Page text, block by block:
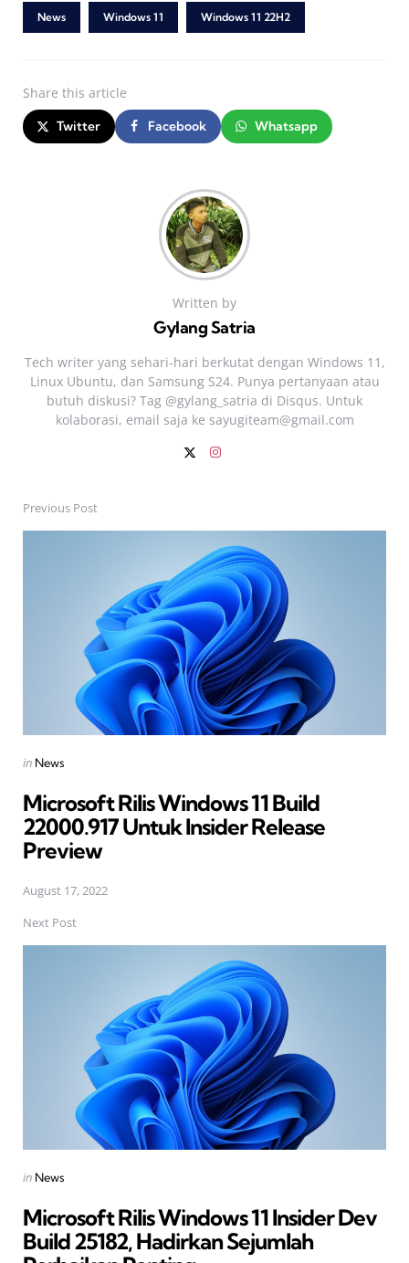
News Windows 11 Windows 11 22H2
Share this article
Twitter Facebook Whatsapp
Written by
Gylang Satria
Tech writer yang sehari‑hari berkutat dengan Windows 11,
Linux Ubuntu, dan Samsung S24. Punya pertanyaan atau
butuh diskusi? Tag @gylang_satria di Disqus. Untuk
kolaborasi, email saja ke sayugiteam@gmail.com
PostPrevious Post
Posted
in News
Microsoft Rilis Windows 11 Build
22000.917 Untuk Insider Release
Preview
August 17, 2022
Next Post
Posted
in News
Microsoft Rilis Windows 11 Insider Dev
Build 25182, Hadirkan Sejumlah